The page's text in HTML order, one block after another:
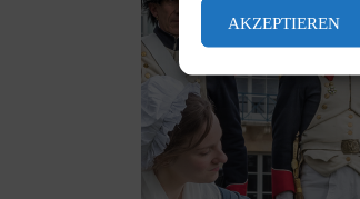
AKZEPTIEREN